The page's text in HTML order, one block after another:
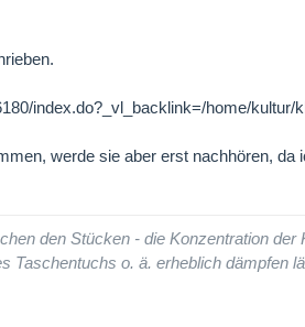
index.do?_vl_backlink=/home/kultur/
werde sie aber erst nachhören,
den Stücken - die Konzentration
Taschentuchs o. ä. erheblich dämpfen